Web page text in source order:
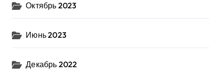
Октябрь 2023
Июнь 2023
Декабрь 2022